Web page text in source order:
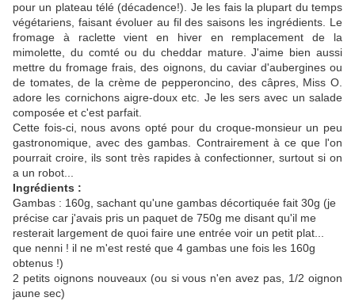
pour un plateau télé (décadence!). Je les fais la plupart du temps
végétariens, faisant évoluer au fil des saisons les ingrédients. Le
fromage à raclette vient en hiver en remplacement de la
mimolette, du comté ou du cheddar mature. J'aime bien aussi
mettre du fromage frais, des oignons, du caviar d'aubergines ou
de tomates, de la crème de pepperoncino, des câpres, Miss O.
adore les cornichons aigre-doux etc. Je les sers avec un salade
composée et c'est parfait.
Cette fois-ci, nous avons opté pour du croque-monsieur un peu
gastronomique, avec des gambas. Contrairement à ce que l'on
pourrait croire, ils sont très rapides à confectionner, surtout si on
a un robot...
Ingrédients :
Gambas : 160g, sachant qu'une gambas décortiquée fait 30g (je
précise car j'avais pris un paquet de 750g me disant qu'il me
resterait largement de quoi faire une entrée voir un petit plat...
que nenni ! il ne m'est resté que 4 gambas une fois les 160g
obtenus !)
2 petits oignons nouveaux (ou si vous n'en avez pas, 1/2 oignon
jaune sec)